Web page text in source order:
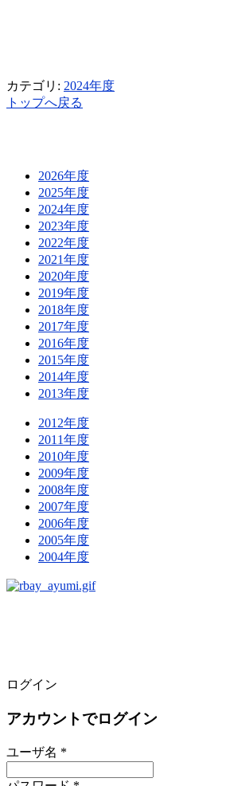
カテゴリ: 2024年度
トップへ戻る
2026年度
2025年度
2024年度
2023年度
2022年度
2021年度
2020年度
2019年度
2018年度
2017年度
2016年度
2015年度
2014年度
2013年度
2012年度
2011年度
2010年度
2009年度
2008年度
2007年度
2006年度
2005年度
2004年度
ログイン
アカウントでログイン
ユーザ名 *